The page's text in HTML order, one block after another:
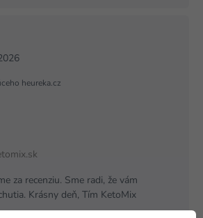
heureka.cz
za recenziu. Sme radi, že vám
Krásny deň, Tím KetoMix